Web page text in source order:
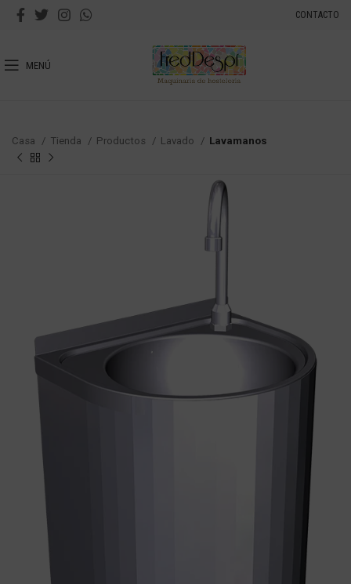
CONTACTO
MENÚ
Casa Tienda Productos Lavado Lavamanos